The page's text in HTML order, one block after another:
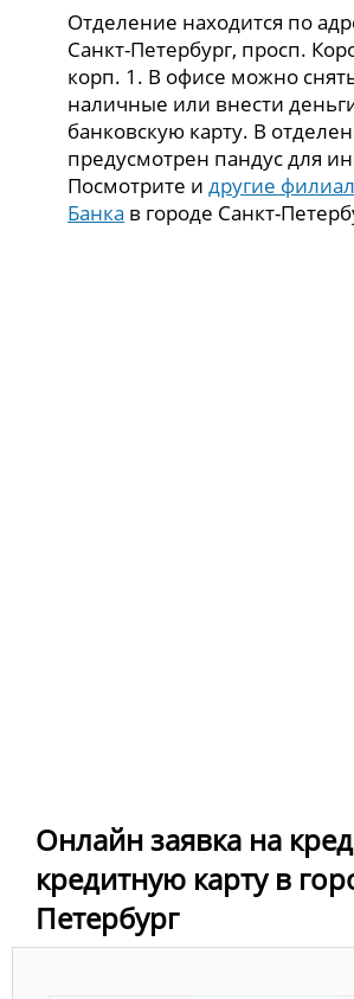
Отделение находится по
Санкт-Петербург, просп.
корп. 1. В офисе можно
наличные или внести
банковскую карту. В
предусмотрен пандус для
Посмотрите идругие
Банка в городе Санкт-
Онлайн заявка на
кредитную карту в
Петербург